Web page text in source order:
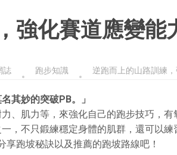
強化賽道應變能
誌 跑步知識 逆跑而上的山路訓練
其妙的突破PB。」
、肌力等，來強化自己的跑步技巧，
，不只鍛練穩定身體的肌群，還可以
享跑坡秘訣以及推薦的跑坡路線吧！